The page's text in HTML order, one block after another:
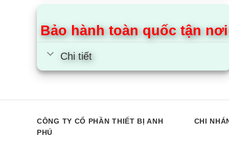
Bảo hành toàn quốc tận nơi
Chi tiết
CÔNG TY CỔ PHẦN THIẾT BỊ ANH
PHÚ
CHI